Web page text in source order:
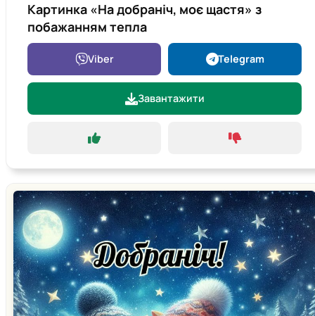
Картинка «На добраніч, моє щастя» з
побажанням тепла
Viber Telegram
Завантажити